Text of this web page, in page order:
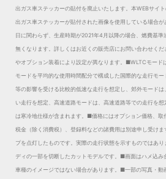
出ガス車ステッカーの貼付を廃止いたします。本WEBサイ
出ガス車ステッカーが貼付された画像を使用している場合
日に関わらず、生産時期が2021年4月以降の場合、燃費基
無くなります。詳しくはお近くの販売店にお問い合わせくだ
やオプション装着により設定が異なります。 ■WLTCモード
モードを平均的な使用時間配分で構成した国際的な走行モ
等の影響を受ける比較的低速な走行を想定し、郊外モード
い走行を想定、高速道路モードは、高速道路等での走行を想
は寒冷地仕様が含まれます。 ■価格にはオプション価格、取
税金（除く消費税）、登録料などの諸費用は別途申し受けま
プを点灯したものです。実際の走行状態を示すものではあり
ディの一部を切断したカットモデルです。 ■画面はハメ込み
車種のイメージではない場合があります。 ■一部の写真・動